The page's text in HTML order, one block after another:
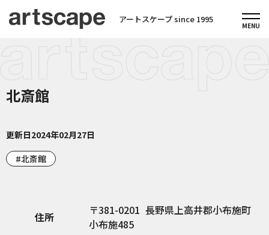
アートスケープ since 1995
北斎館
更新日2024年02月27日
北斎館
住所 381-0201 長野県上高井郡小布施町
小布施485